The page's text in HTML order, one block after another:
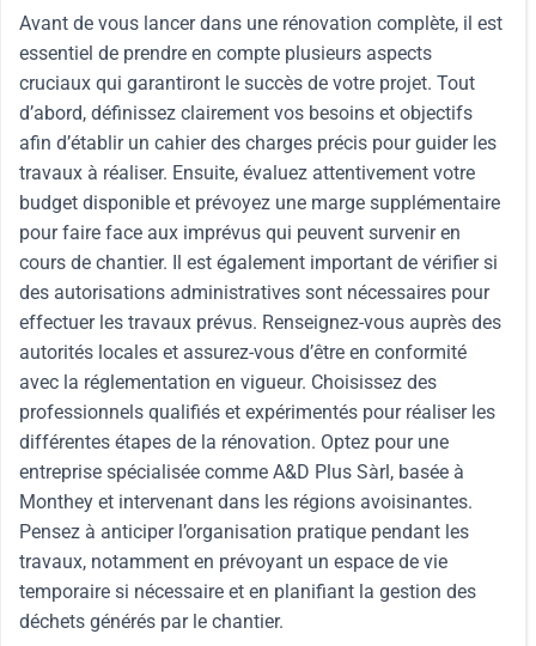
Avant de vous lancer dans une rénovation complète, il est
essentiel de prendre en compte plusieurs aspects
cruciaux qui garantiront le succès de votre projet. Tout
d’abord, définissez clairement vos besoins et objectifs
afin d’établir un cahier des charges précis pour guider les
travaux à réaliser. Ensuite, évaluez attentivement votre
budget disponible et prévoyez une marge supplémentaire
pour faire face aux imprévus qui peuvent survenir en
cours de chantier. Il est également important de vérifier si
des autorisations administratives sont nécessaires pour
effectuer les travaux prévus. Renseignez-vous auprès des
autorités locales et assurez-vous d’être en conformité
avec la réglementation en vigueur. Choisissez des
professionnels qualifiés et expérimentés pour réaliser les
différentes étapes de la rénovation. Optez pour une
entreprise spécialisée comme A&D Plus Sàrl, basée à
Monthey et intervenant dans les régions avoisinantes.
Pensez à anticiper l’organisation pratique pendant les
travaux, notamment en prévoyant un espace de vie
temporaire si nécessaire et en planifiant la gestion des
déchets générés par le chantier.